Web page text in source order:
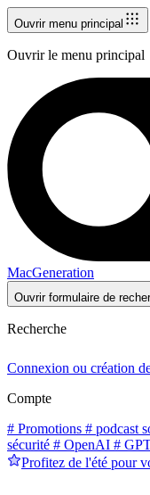
Ouvrir menu principal
Ouvrir le menu principal
MacGeneration
Ouvrir formulaire de
Recherche
Connexion ou création
Compte
# Promotions # podcast
sécurité # OpenAI #
Profitez de l'été pour